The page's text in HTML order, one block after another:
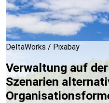
DeltaWorks / Pixabay
Verwaltung auf
Szenarien